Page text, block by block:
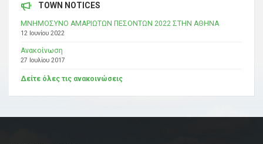
TOWN NOTICES
ΜΝΗΜΟΣΥΝΟ ΑΜΑΡΙΩΤΩΝ ΠΕΣΟΝΤΩΝ 2022 ΣΤΗΝ ΑΘΗΝΑ
12 Ιουνίου 2022
Ανακοίνωση
27 Ιουλίου 2017
Δείτε όλες τις ανακοινώσεις